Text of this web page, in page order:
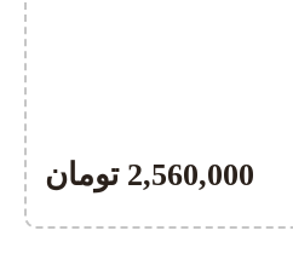
2,560,000 تومان